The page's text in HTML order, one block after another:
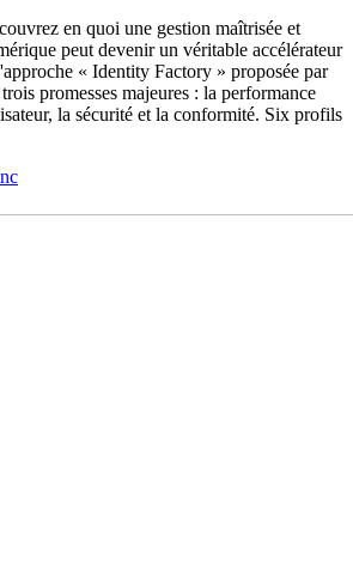
en quoi une gestion maîtrisée et
peut devenir un véritable accélérateur
« Identity Factory » proposée par
promesses majeures : la performance
la sécurité et la conformité. Six profils